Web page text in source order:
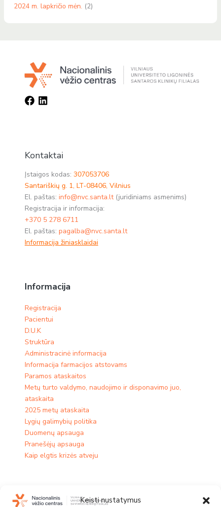
Keisti nustatymus
2024 m. lapkričio mėn. (2)
Kontaktai
Įstaigos kodas: 307053706
Santariškių g. 1, LT-08406, Vilnius
El. paštas: info@nvc.santa.lt(juridiniams asmenims)
Registracija ir informacija:
+370 5 278 6711
El. paštas: pagalba@nvc.santa.lt
Informacija žiniasklaidai
Informacija
Registracija
Pacientui
D.U.K
Struktūra
Administracinė informacija
Informacija farmacijos atstovams
Paramos ataskaitos
Metų turto valdymo, naudojimo ir disponavimo juo,
ataskaita
2025 metų ataskaita
Lygių galimybių politika
Duomenų apsauga
Pranešėjų apsauga
Kaip elgtis krizės atveju